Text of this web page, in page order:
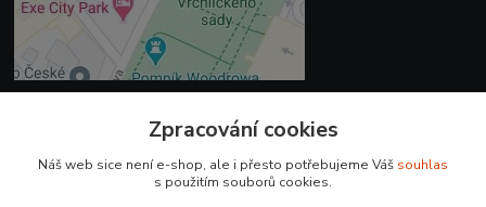
+420 225 375 800
Zpracování cookies
Náš web sice není e-shop, ale i přesto potřebujeme Váš souhlas
s použitím souborů cookies.